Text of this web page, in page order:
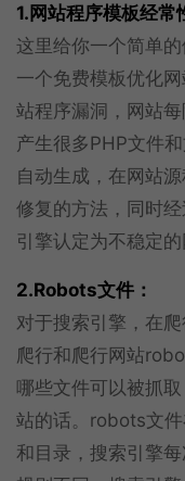
1.网站程序模板经常
这里给你一个简单
一个免费模板优化
站程序漏洞，网站
产生很多PHP文件
自动生成，在网站
修复的方法，同时
引擎认定为不稳定的
2.Robots文件：
对于搜索引擎，在
爬行和爬行网站
哪些文件可以被抓
站的话。robots文
和目录，搜索引擎